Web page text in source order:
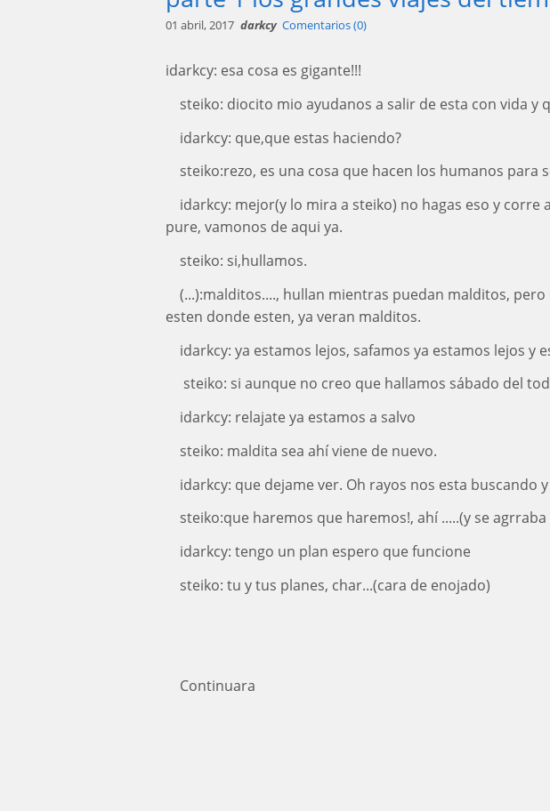
01 abril, 2017 darkcy Comentarios (0)
idarkcy: esa cosa es gigante!!!
steiko: diocito mio ayudanos a salir de esta con vida y
idarkcy: que,que estas haciendo?
steiko:rezo, es una cosa que hacen los humanos para
idarkcy: mejor(y lo mira a steiko) no hagas eso y corre
pure, vamonos de aqui ya.
steiko: si,hullamos.
(...):malditos...., hullan mientras puedan malditos,
esten donde esten, ya veran malditos.
idarkcy: ya estamos lejos, safamos ya estamos lejos y
steiko: si aunque no creo que hallamos sábado del
idarkcy: relajate ya estamos a salvo
steiko: maldita sea ahí viene de nuevo.
idarkcy: que dejame ver. Oh rayos nos esta buscando
steiko:que haremos que haremos!, ahí .....(y se agrraba
idarkcy: tengo un plan espero que funcione
steiko: tu y tus planes, char...(cara de enojado)
Continuara